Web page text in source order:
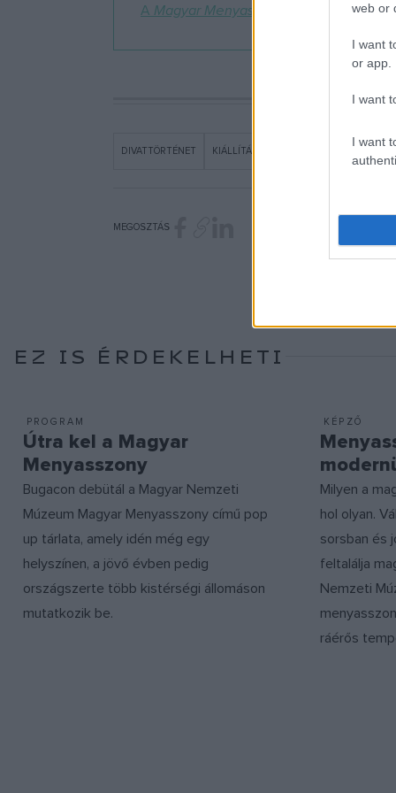
web or
I want
or app.
I want
I want
A Magyar Menyasszony című kiállítás
DIVATTÖRTÉNET KIÁLLÍTÁS
MEGOSZTÁS
EZ IS ÉRDEKELHETI
PROGRAM
Útra kel a Magyar
Menyasszony
Bugacon debütál a Magyar Nemzeti
Múzeum Magyar Menyasszony című pop
up tárlata, amely idén még egy
helyszínen, a jövő évben pedig
országszerte több kistérségi állomáson
mutatkozik be.
KÉPZŐ
Milyen a
hol olyan.
sorsban és
feltalálja
Nemzeti
ráérős